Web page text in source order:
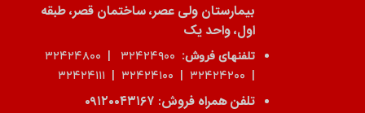
بیمارستان ولی عصر، ساختمان قصر، طبقه
اول، واحد یک
تلفنهای فروش:
تلفن همراه فروش: